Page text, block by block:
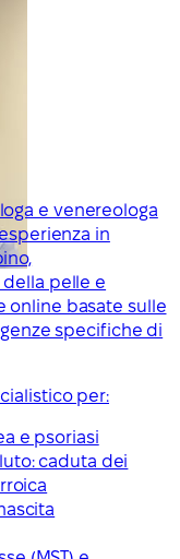
e venereologa
in
pelle e
online basate sulle
specifiche di
per:
e psoriasi
caduta dei